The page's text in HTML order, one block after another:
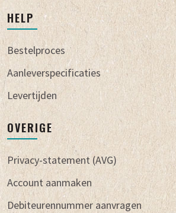
HELP
Bestelproces
Aanleverspecificaties
Levertijden
OVERIGE
Privacy-statement (AVG)
Account aanmaken
Debiteurennummer aanvragen